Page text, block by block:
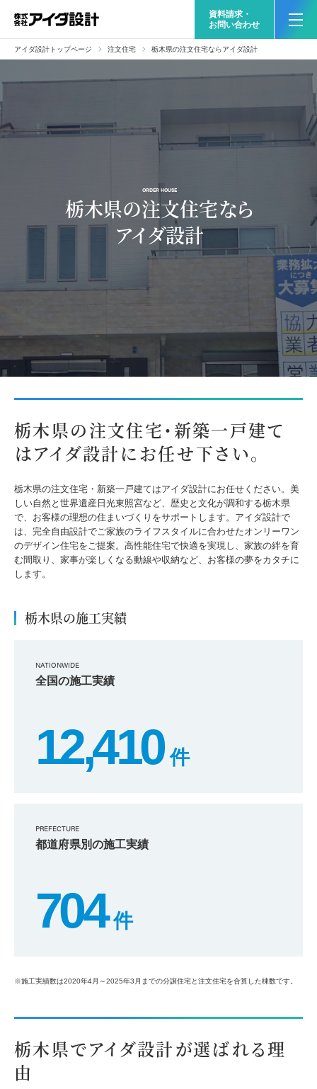
資料請求・
お問い合わせ
アイダ設計トップページ 注文住宅 栃木県の注文住宅ならアイダ設計
ORDER HOUSE
栃木県の注文住宅なら
アイダ設計
栃木県の注文住宅・新築一戸建て
はアイダ設計にお任せ下さい。
栃木県の注文住宅・新築一戸建てはアイダ設計にお任せください。美
しい自然と世界遺産日光東照宮など、歴史と文化が調和する栃木県
で、お客様の理想の住まいづくりをサポートします。アイダ設計で
は、完全自由設計でご家族のライフスタイルに合わせたオンリーワン
のデザイン住宅をご提案。高性能住宅で快適を実現し、家族の絆を育
む間取り、家事が楽しくなる動線や収納など、お客様の夢をカタチに
します。
栃木県の施工実績
NATIONWIDE
全国の施工実績
12,410 件
PREFECTURE
都道府県別の施工実績
704 件
※施工実績数は2020年4月～2025年3月までの分譲住宅と注文住宅を合算した棟数です。
栃木県でアイダ設計が選ばれる理
由